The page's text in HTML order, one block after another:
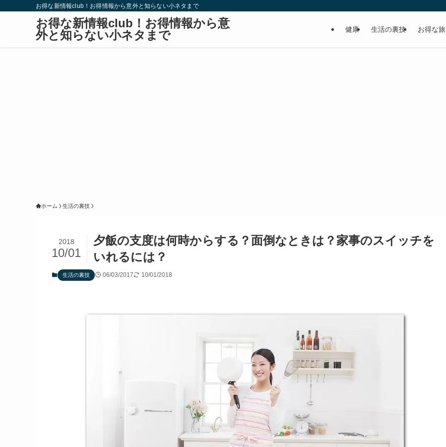
お得な新情報club！お得情報から意外と知らない小ネタまで
お得な新情報club！お得情報から意
外と知らない小ネタまで
健康 生活の裏技 お得な
ホーム 生活の裏技
夕飯の支度は何時からする？面倒なときは？家事のスイッチを
いれるには？
2018
10/01
生活の裏技 06/03/2017 10/01/2018